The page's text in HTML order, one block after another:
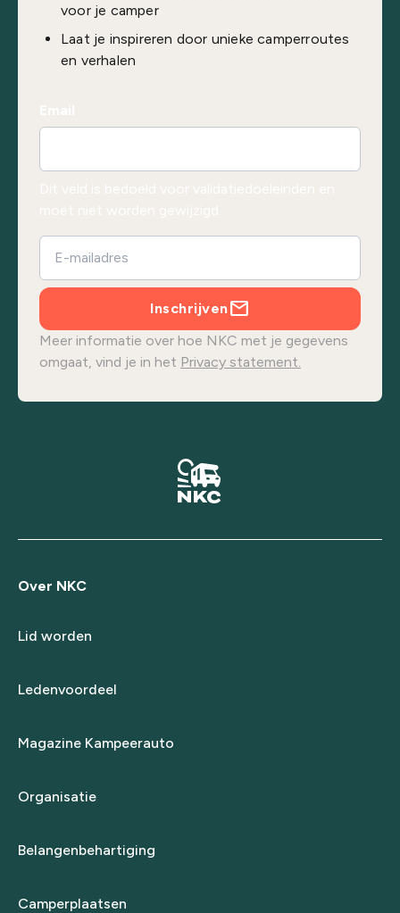
voor je camper
Laat je inspireren door unieke camperroutes
en verhalen
Inschrijven
Meer informatie over hoe NKC met je gegevens
omgaat, vind je in het Privacy statement.
Over NKC
Lid worden
Ledenvoordeel
Magazine Kampeerauto
Organisatie
Belangenbehartiging
Camperplaatsen